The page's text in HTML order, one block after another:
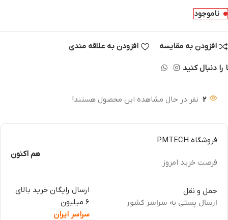
ناموجود
افزودن به مقایسه افزودن به علاقه مندی
را دنبال کنید
2 نفر در حال مشاهده این محصول هستند!
فروشگاه PMTECH
فرصت خرید امروز
هم اکنون
حمل و نقل
ارسال پستی به سراسر کشور
ارسال رایگان خرید بالای
6 میلیون
سراسر ایران